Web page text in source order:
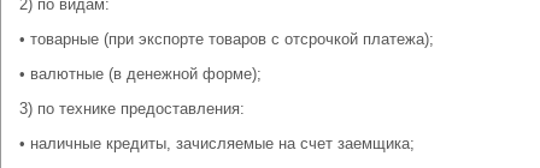
2) по видам:
• товарные (при экспорте товаров с отсрочкой платежа);
• валютные (в денежной форме);
3) по технике предоставления:
• наличные кредиты, зачисляемые на счет заемщика;